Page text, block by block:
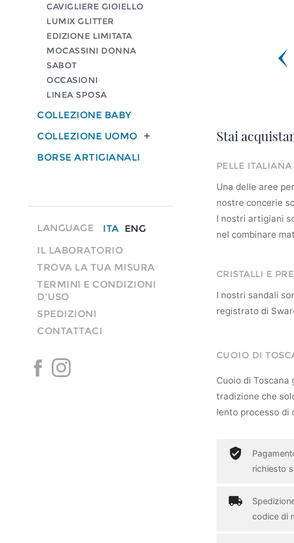
CAVIGLIERE GIOIELLO
LUMIX GLITTER
EDIZIONE LIMITATA
MOCASSINI DONNA
SABOT
OCCASIONI
LINEA SPOSA
COLLEZIONE BABY
COLLEZIONE UOMO

BORSE ARTIGIANALI
LANGUAGE ITA ENG
IL LABORATORIO
TROVA LA TUA MISURA
TERMINI E CONDIZIONI
D'USO
SPEDIZIONI
CONTATTACI
Stai
PELLE
Una delle aree
nostre concerie
I nostri artigiani
nel combinare
CRISTALLI E
I nostri sandali
registrato di
CUOIO DI
Cuoio di
tradizione che
lento processo di
richiesto
codice di